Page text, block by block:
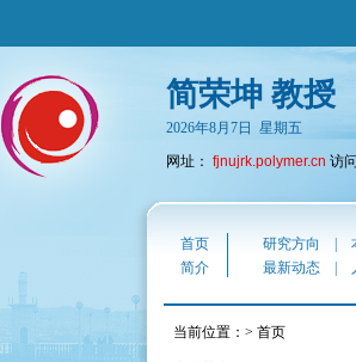
简荣坤 教授
2026年8月7日 星期五
网址： fjnujrk.polymer.cn 访
首页 研究方向
简介
最新动态
当前位置：> 首页